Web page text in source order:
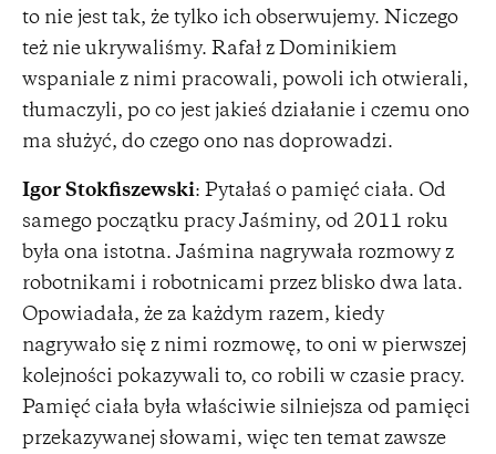
to nie jest tak, że tylko ich obserwujemy. Niczego
też nie ukrywaliśmy. Rafał z Dominikiem
wspaniale z nimi pracowali, powoli ich otwierali,
tłumaczyli, po co jest jakieś działanie i czemu ono
ma służyć, do czego ono nas doprowadzi.
Igor Stokfiszewski: Pytałaś o pamięć ciała. Od
samego początku pracy Jaśminy, od 2011 roku
była ona istotna. Jaśmina nagrywała rozmowy z
robotnikami i robotnicami przez blisko dwa lata.
Opowiadała, że za każdym razem, kiedy
nagrywało się z nimi rozmowę, to oni w pierwszej
kolejności pokazywali to, co robili w czasie pracy.
Pamięć ciała była właściwie silniejsza od pamięci
przekazywanej słowami, więc ten temat zawsze